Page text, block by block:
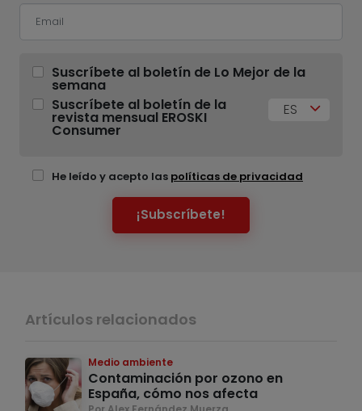
Suscríbete al boletín de Lo Mejor de la
semana
Suscríbete al boletín de la
revista mensual EROSKI
Consumer
ES
He leído y acepto las políticas de privacidad
¡Subscríbete!
Artículos relacionados
Medio ambiente
Contaminación por ozono en
España, cómo nos afecta